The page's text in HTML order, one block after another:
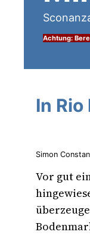
Achtung:
In
Simon
Vor gut